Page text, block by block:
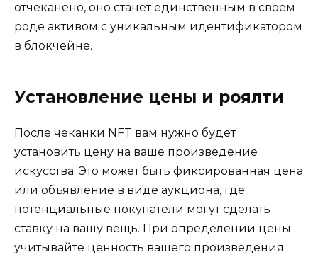
отчеканено, оно станет единственным в своем
роде активом с уникальным идентификатором
в блокчейне.
Установление цены и роялти
После чеканки NFT вам нужно будет
установить цену на ваше произведение
искусства. Это может быть фиксированная цена
или объявление в виде аукциона, где
потенциальные покупатели могут сделать
ставку на вашу вещь. При определении цены
учитывайте ценность вашего произведения